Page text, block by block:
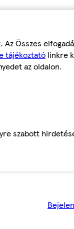
Összes
tájékoztató linkre
az oldalon.
szabott